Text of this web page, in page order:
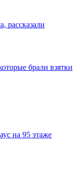
рассказали
брали взятки
на 95 этаже